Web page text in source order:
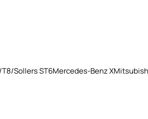
Sollers ST6Mercedes-Benz X